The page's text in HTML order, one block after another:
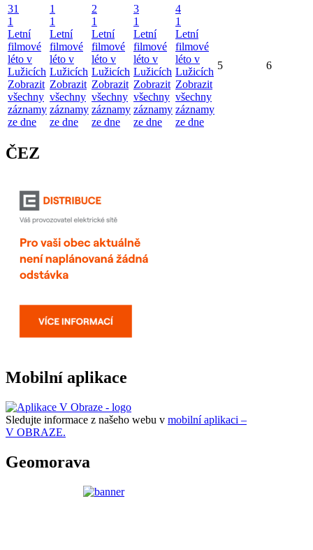
31
1
Letní
filmové
léto v
Lužicích
Zobrazit
všechny
záznamy
ze dne
1
1
Letní
filmové
léto v
Lužicích
Zobrazit
všechny
záznamy
ze dne
2
1
Letní
filmové
léto v
Lužicích
Zobrazit
všechny
záznamy
ze dne
3
1
Letní
filmové
léto v
Lužicích
Zobrazit
všechny
záznamy
ze dne
4
1
Letní
filmové
léto v
Lužicích
Zobrazit
všechny
záznamy
ze dne
5 6
ČEZ
Mobilní aplikace
Sledujte informace z našeho webu v mobilní aplikaci –
V OBRAZE.
Geomorava